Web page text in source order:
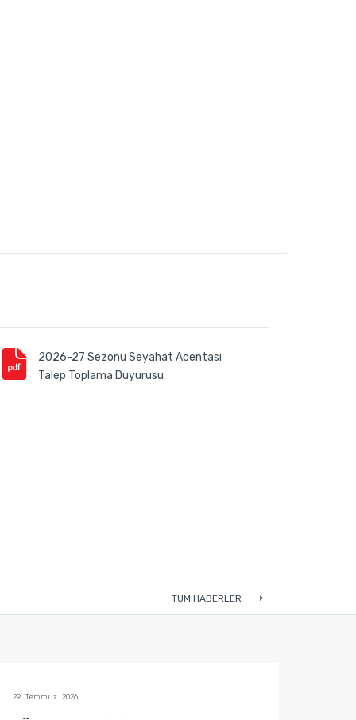
2026-27 Sezonu Seyahat Acentası
Talep Toplama Duyurusu
TÜM HABERLER
29 Temmuz 2026